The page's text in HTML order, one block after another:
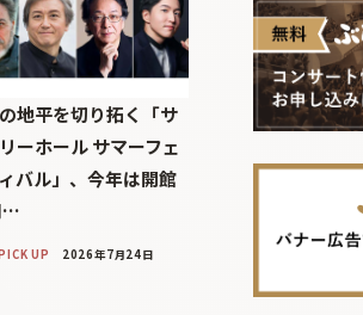
地平を切り拓く「サ
ーホール サマーフェ
バル」、今年は開館
…
UP 2026年7月24日